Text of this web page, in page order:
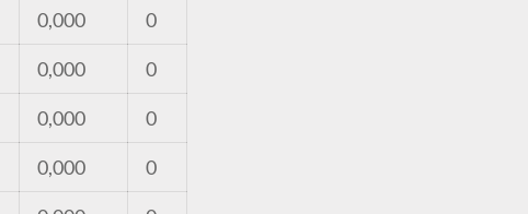
0,000 0
0,000 0
0,000 0
0,000 0